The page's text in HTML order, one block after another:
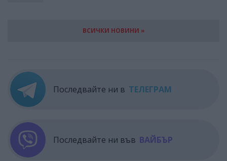
ВСИЧКИ НОВИНИ »
Последвайте ни в ТЕЛЕГРАМ
Последвайте ни във ВАЙБЪР